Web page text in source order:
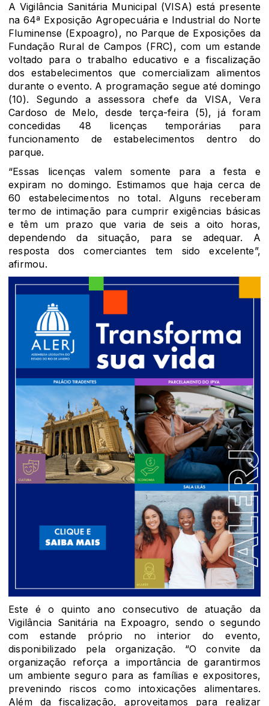
A Vigilância Sanitária Municipal (VISA) está presente
na 64ª Exposição Agropecuária e Industrial do Norte
Fluminense (Expoagro), no Parque de Exposições da
Fundação Rural de Campos (FRC), com um estande
voltado para o trabalho educativo e a fiscalização
dos estabelecimentos que comercializam alimentos
durante o evento. A programação segue até domingo
(10). Segundo a assessora chefe da VISA, Vera
Cardoso de Melo, desde terça-feira (5), já foram
concedidas 48 licenças temporárias para
funcionamento de estabelecimentos dentro do
parque.
“Essas licenças valem somente para a festa e
expiram no domingo. Estimamos que haja cerca de
60 estabelecimentos no total. Alguns receberam
termo de intimação para cumprir exigências básicas
e têm um prazo que varia de seis a oito horas,
dependendo da situação, para se adequar. A
resposta dos comerciantes tem sido excelente”,
afirmou.
Este é o quinto ano consecutivo de atuação da
Vigilância Sanitária na Expoagro, sendo o segundo
com estande próprio no interior do evento,
disponibilizado pela organização. “O convite da
organização reforça a importância de garantirmos
um ambiente seguro para as famílias e expositores,
prevenindo riscos como intoxicações alimentares.
Além da fiscalização, aproveitamos para realizar